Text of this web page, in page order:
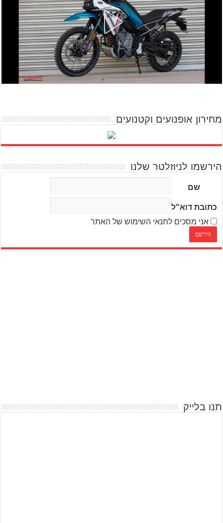
מחירון אופנועים וקטנועים
הירשמו לניוזלטר שלנו
שם
כתובת דוא"ל
אני מסכים לתנאי השימוש של האתר
תנו בלייק